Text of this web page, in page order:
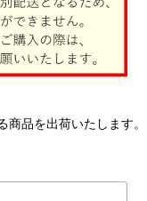
品を出荷いたします。